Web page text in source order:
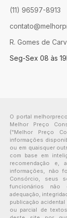
(11) 96597-8913
R. Gomes de
Seg-Sex 08 às
O portal
Melhor Preço
("Melhor Preço
informações
ou em quaisquer
com base em
recomendação e,
informações, não
Consórcio, seus
funcionários não
adequação,
publicação
ou parcial de